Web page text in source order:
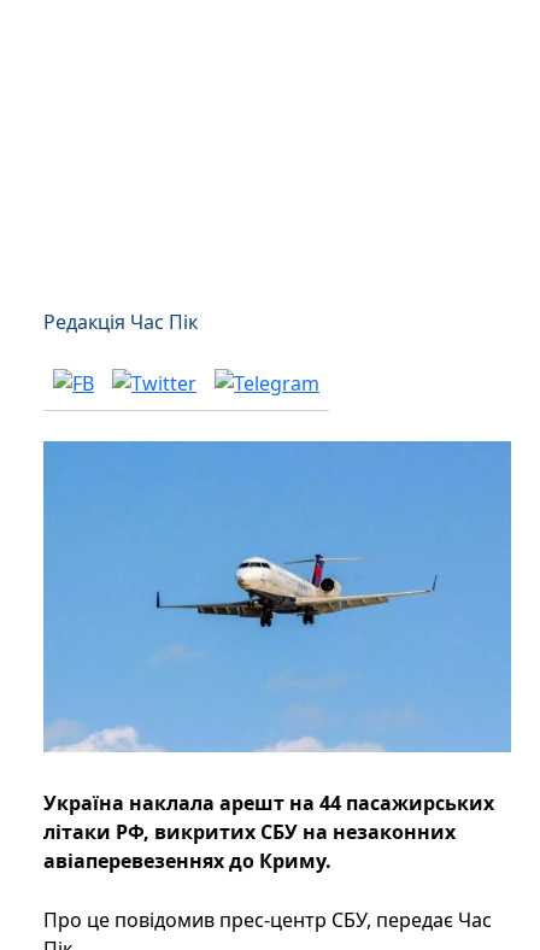
Редакція Час Пік
Україна наклала арешт на 44 пасажирських
літаки РФ, викритих СБУ на незаконних
авіаперевезеннях до Криму.
Про це повідомив прес-центр СБУ, передає Час